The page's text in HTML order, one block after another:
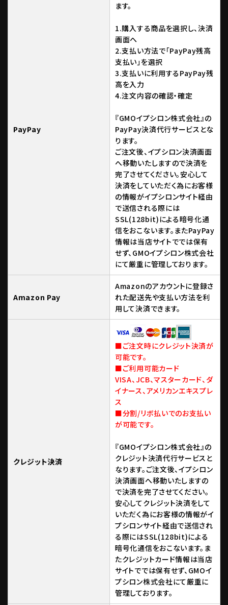
PayPay
ます。
1.購入する商品を選択し、決済
画面へ
2.支払い方法で「PayPay残高
支払い」を選択
3.支払いに利用するPayPay残
高を入力
4.注文内容の確認・確定
『GMOイプシロン株式会社』の
PayPay決済代行サービスとな
ります。
ご注文後、イプシロン決済画面
へ移動いたしますので決済を
完了させてください。安心して
決済をしていただく為にお客様
の情報がイプシロンサイト経由
で送信される際には
SSL(128bit)による暗号化通
信をおこないます。またPayPay
情報は当店サイトででは保有
せず、GMOイプシロン株式会社
にて厳重に管理しております。
Amazon Pay
Amazonのアカウントに登録さ
れた配送先や支払い方法を利
用して決済できます。
クレジット決済
■ご注文時にクレジット決済が
可能です。
■ご利用可能カード
VISA、JCB、マスターカード、ダ
イナース、アメリカンエキスプレ
ス
■分割/リボ払いでのお支払い
が可能です。
『GMOイプシロン株式会社』の
クレジット決済代行サービスと
なります。ご注文後、イプシロン
決済画面へ移動いたしますの
で決済を完了させてください。
安心してクレジット決済をして
いただく為にお客様の情報がイ
プシロンサイト経由で送信され
る際にはSSL(128bit)による
暗号化通信をおこないます。ま
たクレジットカード情報は当店
サイトででは保有せず、GMOイ
プシロン株式会社にて厳重に
管理しております。